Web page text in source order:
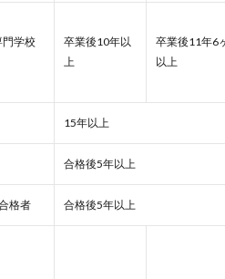
門学校
卒業後10年以
上
卒業後11年6
以上
15年以上
合格後5年以上
格者 合格後5年以上